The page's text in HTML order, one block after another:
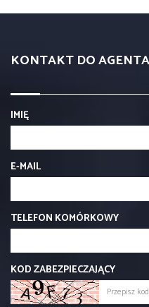
KONTAKT DO
IMIĘ
E-MAIL
TELEFON KOMÓRKOWY
KOD ZABEZPIECZAJĄCY